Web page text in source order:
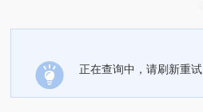
正在查询中，请刷新重试